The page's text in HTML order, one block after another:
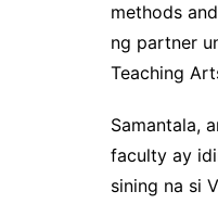
methods
ng partner
Teaching
Samantala,
faculty ay
sining na si